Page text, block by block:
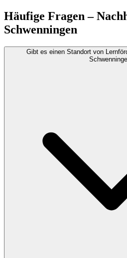
Häufige Fragen –
Schwenningen
Gibt es einen Standort von